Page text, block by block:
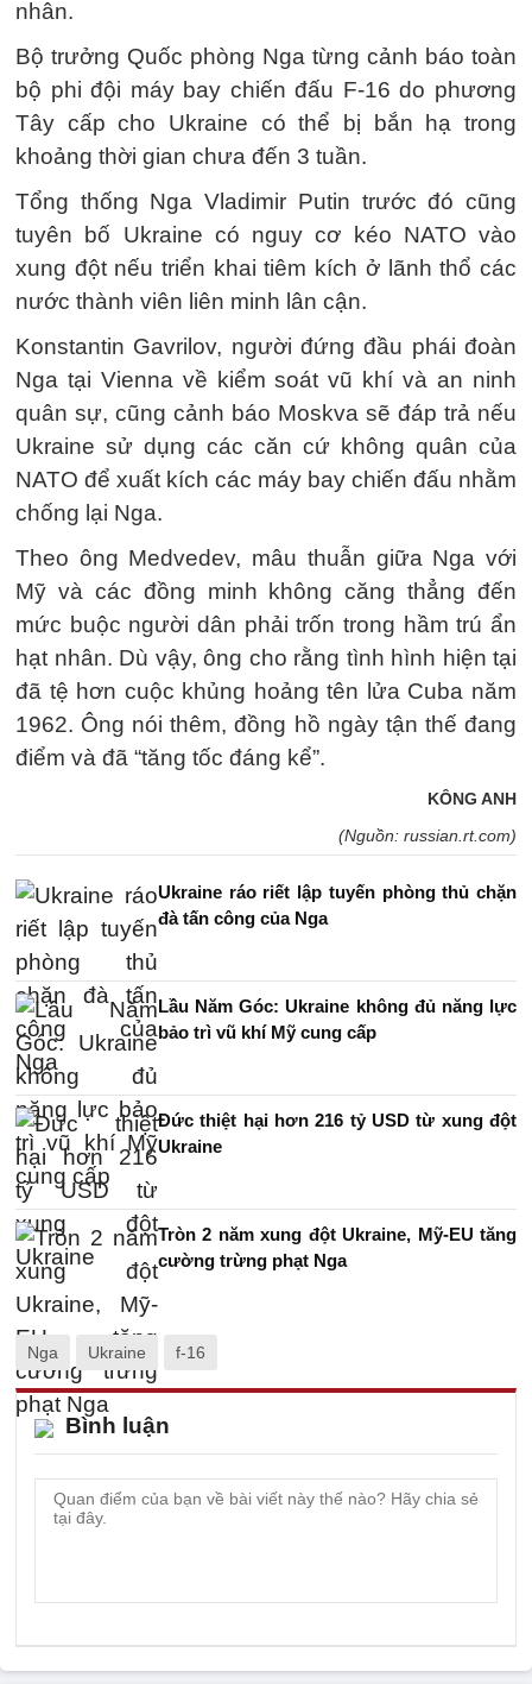
nhân.
Bộ trưởng Quốc phòng Nga từng cảnh báo toàn
bộ phi đội máy bay chiến đấu F-16 do phương
Tây cấp cho Ukraine có thể bị bắn hạ trong
khoảng thời gian chưa đến 3 tuần.
Tổng thống Nga Vladimir Putin trước đó cũng
tuyên bố Ukraine có nguy cơ kéo NATO vào
xung đột nếu triển khai tiêm kích ở lãnh thổ các
nước thành viên liên minh lân cận.
Konstantin Gavrilov, người đứng đầu phái đoàn
Nga tại Vienna về kiểm soát vũ khí và an ninh
quân sự, cũng cảnh báo Moskva sẽ đáp trả nếu
Ukraine sử dụng các căn cứ không quân của
NATO để xuất kích các máy bay chiến đấu nhằm
chống lại Nga.
Theo ông Medvedev, mâu thuẫn giữa Nga với
Mỹ và các đồng minh không căng thẳng đến
mức buộc người dân phải trốn trong hầm trú ẩn
hạt nhân. Dù vậy, ông cho rằng tình hình hiện tại
đã tệ hơn cuộc khủng hoảng tên lửa Cuba năm
1962. Ông nói thêm, đồng hồ ngày tận thế đang
điểm và đã “tăng tốc đáng kể”.
KÔNG ANH
(Nguồn: russian.rt.com)
Ukraine ráo riết lập tuyến phòng thủ chặn
đà tấn công của Nga
Lầu Năm Góc: Ukraine không đủ năng lực
bảo trì vũ khí Mỹ cung cấp
Đức thiệt hại hơn 216 tỷ USD từ xung đột
Ukraine
Tròn 2 năm xung đột Ukraine, Mỹ-EU tăng
cường trừng phạt Nga
Nga Ukraine f-16
Bình luận